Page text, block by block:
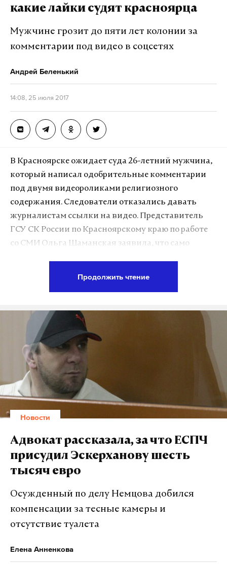
какие лайки судят красноярца
Мужчине грозит до пяти лет колонии за
комментарии под видео в соцсетях
Андрей Беленький
14:08, 25 июля 2017
В Красноярске ожидает суда 26-летний мужчина,
который написал одобрительные комментарии
под двумя видеороликами религиозного
содержания. Следователи отказались давать
журналистам ссылки на видео. Представитель
ГСУ СК России по Красноярскому краю по работе
со СМИ Ольга Шаманская заявила, что само
котором одна раса унижает другую, называет
нелицеприятными словами — это уже относится к
экстремизму. Если кто-то лайкает эту картинку, он
может ответить по этой статье. Потому что он ее
распространяет», — цитирует Шаманскую издание
НГС.НОВОСТИ.
Daily Storm пытался связаться с представителем
управления для уточнения комментария, но ни по
одному из доступных телефонов Шаманской в
рабочее время дозвониться не удалось.
Мужчина попал в поле зрения
правоохранительных органов, после того как 18
религиозного содержания. Молодой человек
Продолжить чтение
Новости
Адвокат рассказала, за что ЕСПЧ
присудил Эскерханову шесть
тысяч евро
Осужденный по делу Немцова добился
компенсации за тесные камеры и
отсутствие туалета
Елена Анненкова